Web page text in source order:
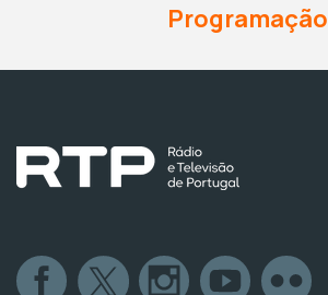
Programação